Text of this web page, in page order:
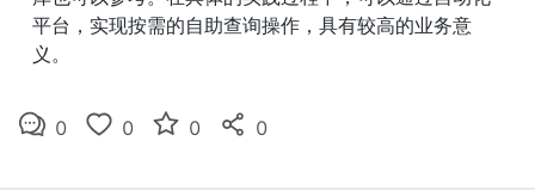
平台，实现按需的自助查询操作，具有较高的业务意
义。
0 0 0 0